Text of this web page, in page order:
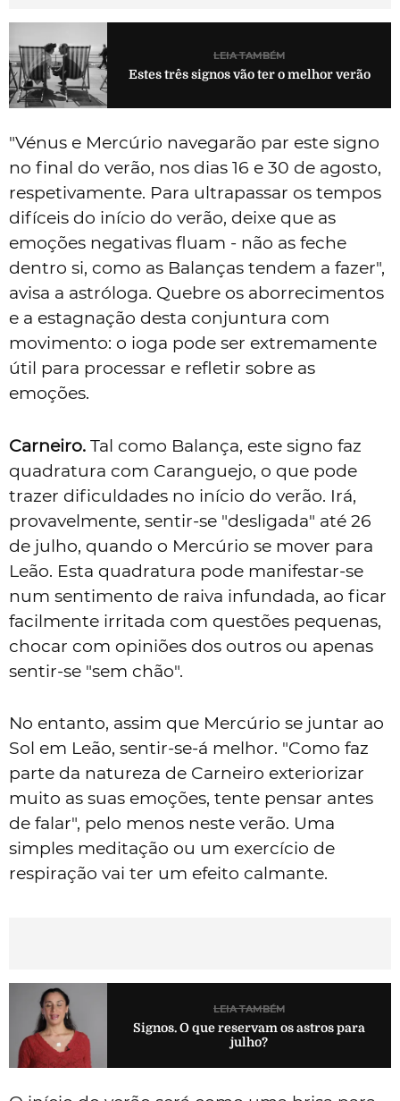
LEIA TAMBÉM
Estes três signos vão ter o melhor verão
"Vénus e Mercúrio navegarão par este signo
no final do verão, nos dias 16 e 30 de agosto,
respetivamente. Para ultrapassar os tempos
difíceis do início do verão, deixe que as
emoções negativas fluam - não as feche
dentro si, como as Balanças tendem a fazer",
avisa a astróloga. Quebre os aborrecimentos
e a estagnação desta conjuntura com
movimento: o ioga pode ser extremamente
útil para processar e refletir sobre as
emoções.
Carneiro. Tal como Balança, este signo faz
quadratura com Caranguejo, o que pode
trazer dificuldades no início do verão. Irá,
provavelmente, sentir-se "desligada" até 26
de julho, quando o Mercúrio se mover para
Leão. Esta quadratura pode manifestar-se
num sentimento de raiva infundada, ao ficar
facilmente irritada com questões pequenas,
chocar com opiniões dos outros ou apenas
sentir-se "sem chão".
No entanto, assim que Mercúrio se juntar ao
Sol em Leão, sentir-se-á melhor. "Como faz
parte da natureza de Carneiro exteriorizar
muito as suas emoções, tente pensar antes
de falar", pelo menos neste verão. Uma
simples meditação ou um exercício de
respiração vai ter um efeito calmante.
LEIA TAMBÉM
Signos. O que reservam os astros para
julho?